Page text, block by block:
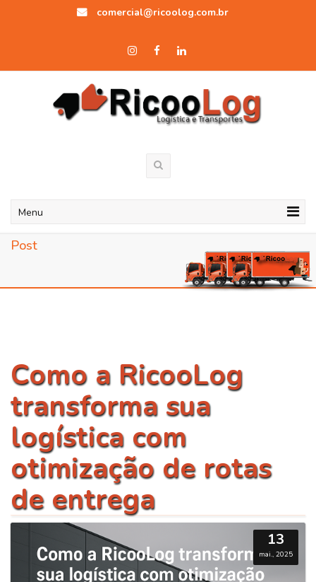
comercial@ricoolog.com.br
Menu
Post
Como a RicooLog
transforma sua
logística com
otimização de rotas
de entrega
13
mai., 2025